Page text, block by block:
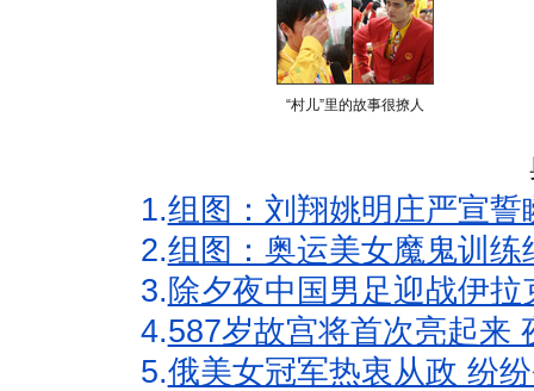
“村儿”里的故事很撩人
1.组图：刘翔姚明庄严宣
2.组图：奥运美女魔鬼训
3. 除夕夜中国男足迎战伊
4.587岁故宫将首次亮起来
5.俄美女冠军热衷从政 纷